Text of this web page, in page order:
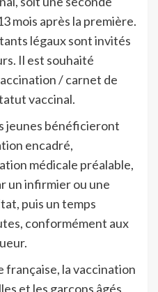
mois après la première.
légaux sont invités
Il est souhaité
/ carnet de
vaccinal.
jeunes bénéficieront
encadré,
médicale préalable,
un infirmier ou une
puis un temps
conformément aux
française, la vaccination
et les garçons âgés